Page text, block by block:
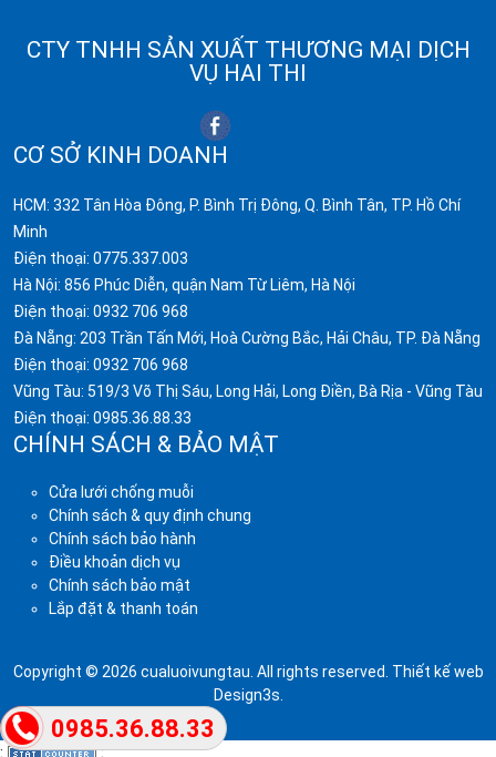
CTY TNHH SẢN XUẤT THƯƠNG MẠI DỊCH
VỤ HAI THI
CƠ SỞ KINH DOANH
HCM: 332 Tân Hòa Đông, P. Bình Trị Đông, Q. Bình Tân, TP. Hồ Chí
Minh
Điện thoại: 0775.337.003
Hà Nội: 856 Phúc Diễn, quận Nam Từ Liêm, Hà Nội
Điện thoại: 0932 706 968
Đà Nẵng: 203 Trần Tấn Mới, Hoà Cường Bắc, Hải Châu, TP. Đà Nẵng
Điện thoại: 0932 706 968
Vũng Tàu: 519/3 Võ Thị Sáu, Long Hải, Long Điền, Bà Rịa - Vũng Tàu
Điện thoại: 0985.36.88.33
CHÍNH SÁCH & BẢO MẬT
Cửa lưới chống muỗi
Chính sách & quy định chung
Chính sách bảo hành
Điều khoản dịch vụ
Chính sách bảo mật
Lắp đặt & thanh toán
Copyright © 2026 cualuoivungtau. All rights reserved. Thiết kế web
Design3s
0985.36.88.33